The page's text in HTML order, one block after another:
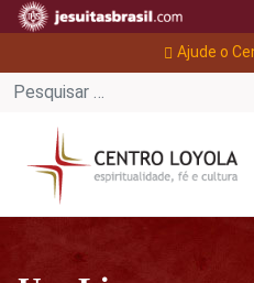
Ajude o